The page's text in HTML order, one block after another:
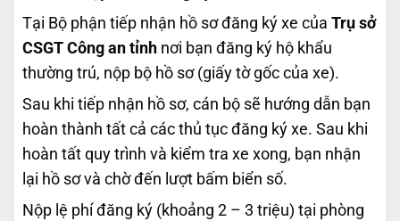
Tại Bộ phận tiếp nhận hồ sơ đăng ký xe của Trụ sở
CSGT Công an tỉnh nơi bạn đăng ký hộ khẩu
thường trú, nộp bộ hồ sơ (giấy tờ gốc của xe).
Sau khi tiếp nhận hồ sơ, cán bộ sẽ hướng dẫn bạn
hoàn thành tất cả các thủ tục đăng ký xe. Sau khi
hoàn tất quy trình và kiểm tra xe xong, bạn nhận
lại hồ sơ và chờ đến lượt bấm biển số.
Nộp lệ phí đăng ký (khoảng 2 – 3 triệu) tại phòng